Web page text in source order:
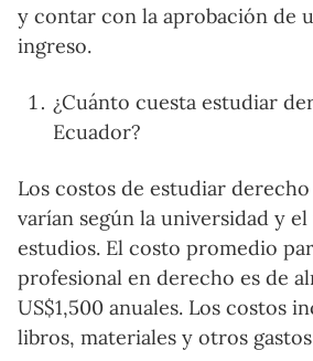
y contar con la aprobación de
ingreso.
¿Cuánto cuesta estudiar
Ecuador?
Los costos de estudiar
varían según la universidad y
estudios. El costo promedio
profesional en derecho es de
US$1,500 anuales. Los costos
libros, materiales y otros